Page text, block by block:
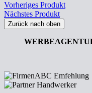
Vorheriges Produkt
Nächstes Produkt
Zurück nach oben